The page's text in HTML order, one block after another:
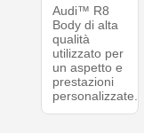
Audi™ R8
Body di alta
qualità
utilizzato per
un aspetto e
prestazioni
personalizzate.